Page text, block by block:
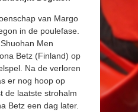
van Margo
in de poulefase.
Men
Betz (Finland) op
Na de verloren
er nog hoop op
de laatste strohalm
Betz een dag later.